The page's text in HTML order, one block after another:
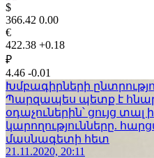
$
366.42 0.00
€
422.38 +0.18
₽
4.46 -0.01
Խմբագիրների
Պարզապես պետք է
օդաչուներին՝ ցույց տալ
կարողությունները.
մասնագետի հետ
21.11.2020, 20:11